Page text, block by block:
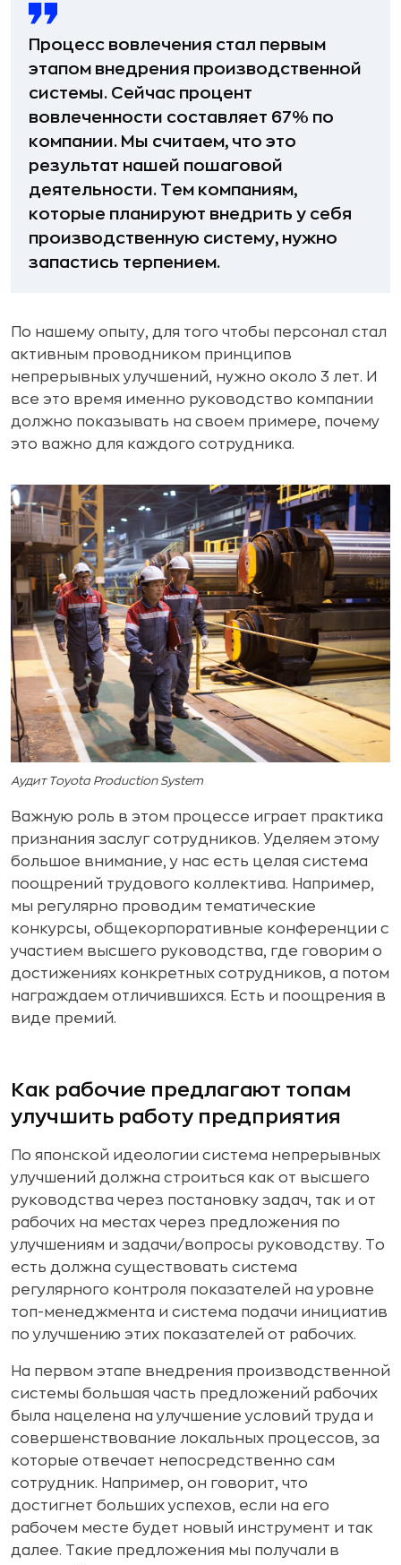
Процесс вовлечения стал первым
этапом внедрения производственной
системы. Сейчас процент
вовлеченности составляет 67% по
компании. Мы считаем, что это
результат нашей пошаговой
деятельности. Тем компаниям,
которые планируют внедрить у себя
производственную систему, нужно
запастись терпением.
По нашему опыту, для того чтобы персонал стал
активным проводником принципов
непрерывных улучшений, нужно около 3 лет. И
все это время именно руководство компании
должно показывать на своем примере, почему
это важно для каждого сотрудника.
Аудит Toyota Production System
Важную роль в этом процессе играет практика
признания заслуг сотрудников. Уделяем этому
большое внимание, у нас есть целая система
поощрений трудового коллектива. Например,
мы регулярно проводим тематические
конкурсы, общекорпоративные конференции с
участием высшего руководства, где говорим о
достижениях конкретных сотрудников, а потом
награждаем отличившихся. Есть и поощрения в
виде премий.
Как рабочие предлагают топам
улучшить работу предприятия
По японской идеологии система непрерывных
улучшений должна строиться как от высшего
руководства через постановку задач, так и от
рабочих на местах через предложения по
улучшениям и задачи/вопросы руководству. То
есть должна существовать система
регулярного контроля показателей на уровне
топ-менеджмента и система подачи инициатив
по улучшению этих показателей от рабочих.
На первом этапе внедрения производственной
системы большая часть предложений рабочих
была нацелена на улучшение условий труда и
совершенствование локальных процессов, за
которые отвечает непосредственно сам
сотрудник. Например, он говорит, что
достигнет больших успехов, если на его
рабочем месте будет новый инструмент и так
далее. Такие предложения мы получали в